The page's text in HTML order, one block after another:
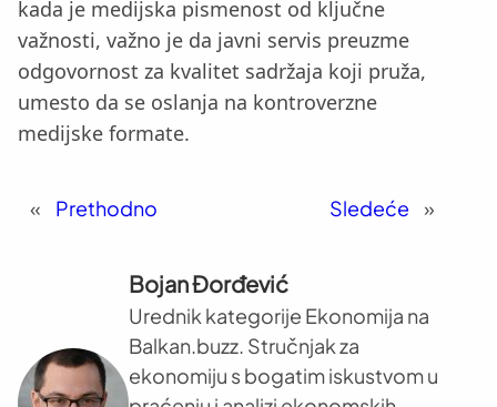
kada je medijska pismenost od ključne
važnosti, važno je da javni servis preuzme
odgovornost za kvalitet sadržaja koji pruža,
umesto da se oslanja na kontroverzne
medijske formate.
« Prethodno Sledeće »
Bojan Đorđević
Urednik kategorije Ekonomija na
Balkan.buzz. Stručnjak za
ekonomiju s bogatim iskustvom u